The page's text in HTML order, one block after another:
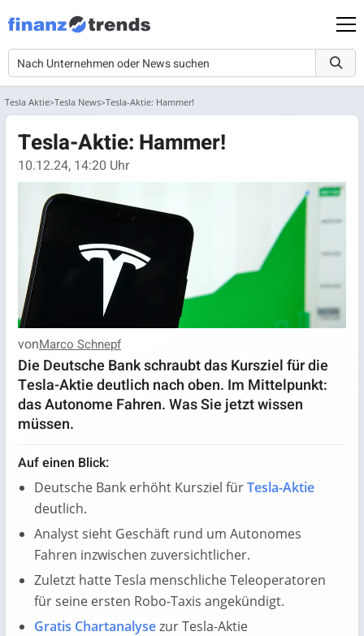
Tesla Aktie Tesla News Tesla-Aktie: Hammer!
Tesla-Aktie: Hammer!
10.12.24, 14:20 Uhr
vonMarco Schnepf
Die Deutsche Bank schraubt das Kursziel für die
Tesla-Aktie deutlich nach oben. Im Mittelpunkt:
das Autonome Fahren. Was Sie jetzt wissen
müssen.
Auf einen Blick:
Deutsche Bank erhöht Kursziel fürTesla-Aktie
deutlich.
Analyst sieht Geschäft rund um Autonomes
Fahren inzwischen zuversichtlicher.
Zuletzt hatte Tesla menschliche Teleoperatoren
für seine ersten Robo-Taxis angekündigt.
Gratis Chartanalysezur Tesla-Aktie